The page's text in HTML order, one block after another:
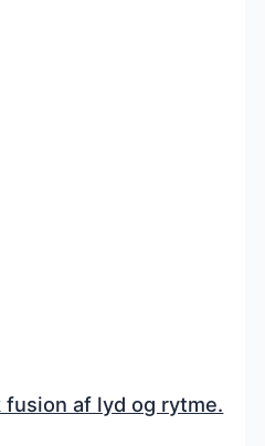
fusion af lyd og rytme.